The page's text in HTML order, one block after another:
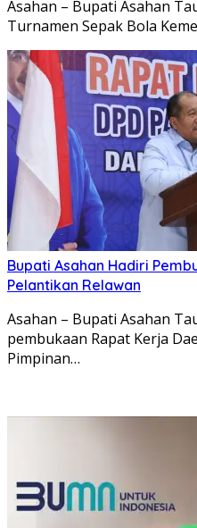
Asahan – Bupati Asahan
Turnamen Sepak Bola
Bupati Asahan Hadiri
Pelantikan Relawan
Asahan – Bupati Asahan
pembukaan Rapat Kerja
Pimpinan…